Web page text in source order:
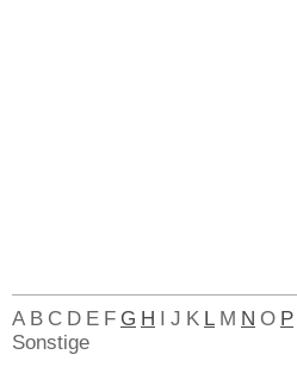
A B C D E F G H I J K L M N O P
Sonstige